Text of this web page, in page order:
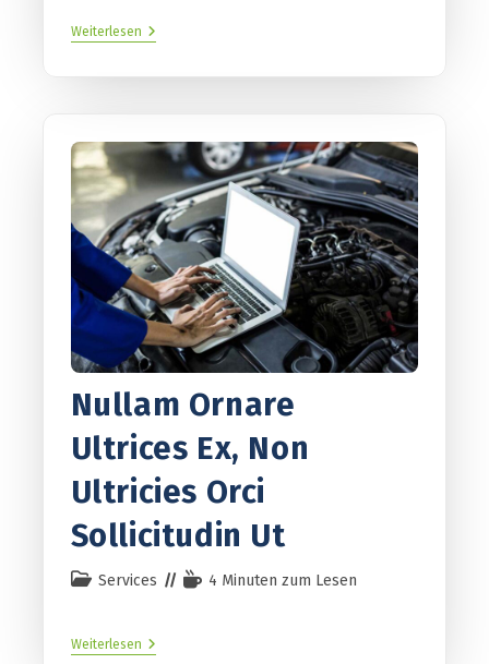
Weiterlesen
Nullam Ornare
Ultrices Ex, Non
Ultricies Orci
Sollicitudin Ut
Services 4 Minuten zum Lesen
Weiterlesen